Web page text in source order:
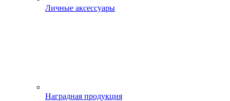
Личные аксессуары
Наградная продукция